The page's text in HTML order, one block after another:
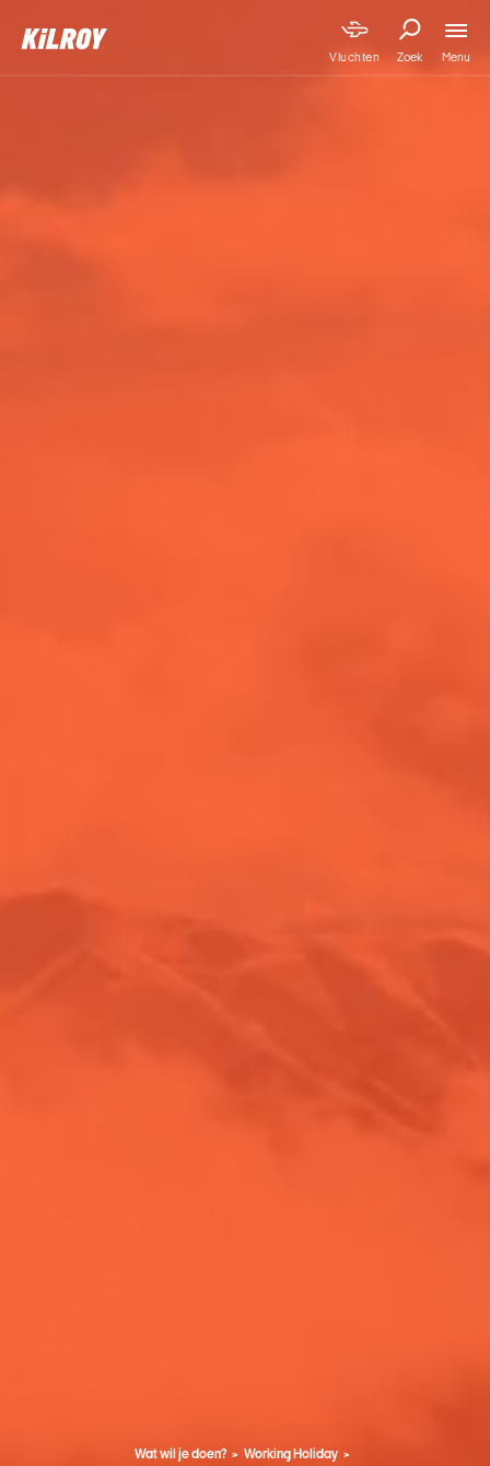
Vluchten Zoek Menu
Wat wil je doen? Working Holiday